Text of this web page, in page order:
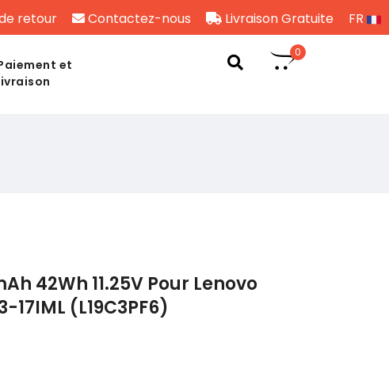
retour Contactez-nous Livraison Gratuite FR
et
0
42Wh 11.25V Pour Lenovo
17IML (L19C3PF6)